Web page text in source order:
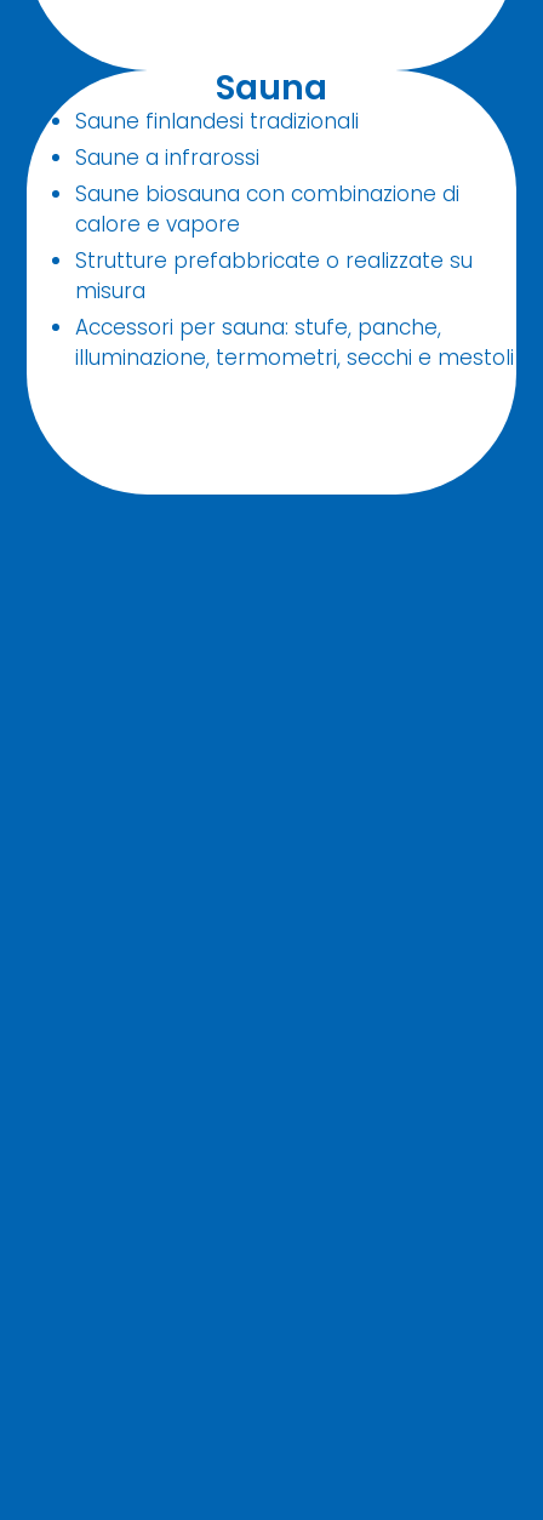
Sauna
Saune finlandesi tradizionali
Saune a infrarossi
Saune biosauna con combinazione di
calore e vapore
Strutture prefabbricate o realizzate su
misura
Accessori per sauna: stufe, panche,
illuminazione, termometri, secchi e mestoli